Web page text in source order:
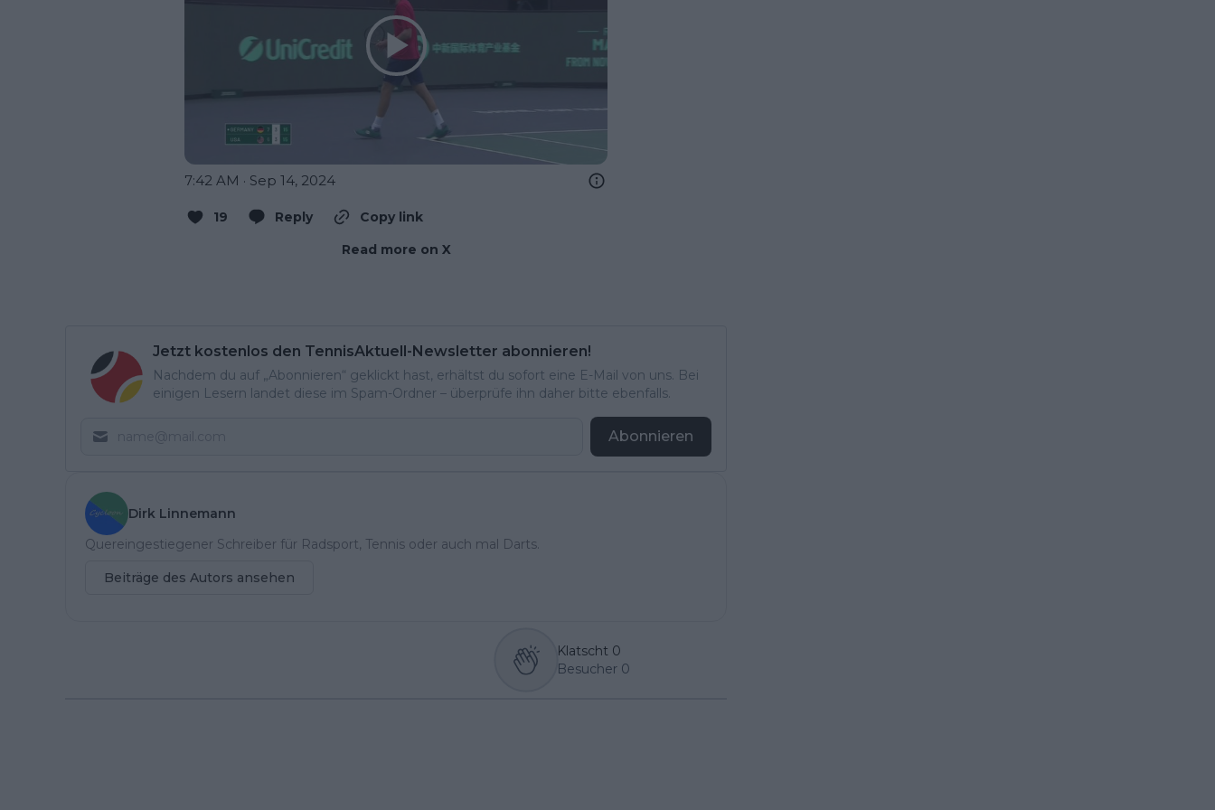
7:42 AM · Sep 14, 2024
19 Reply
Copy link
Read more on X
Jetzt kostenlos den TennisAktuell-Newsletter abonnieren!
Nachdem du auf „Abonnieren“ geklickt hast, erhältst du sofort eine E-Mail von uns. Bei
einigen Lesern landet diese im Spam-Ordner – überprüfe ihn daher bitte ebenfalls.
Abonnieren
Dirk Linnemann
Quereingestiegener Schreiber für Radsport, Tennis oder auch mal Darts.
Beiträge des Autors ansehen
Klatscht 0
Besucher 0